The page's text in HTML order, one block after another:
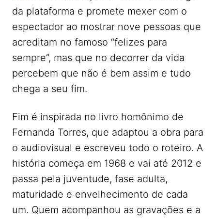
da plataforma e promete mexer com o
espectador ao mostrar nove pessoas que
acreditam no famoso “felizes para
sempre”, mas que no decorrer da vida
percebem que não é bem assim e tudo
chega a seu fim.
Fim é inspirada no livro homônimo de
Fernanda Torres, que adaptou a obra para
o audiovisual e escreveu todo o roteiro. A
história começa em 1968 e vai até 2012 e
passa pela juventude, fase adulta,
maturidade e envelhecimento de cada
um. Quem acompanhou as gravações e a